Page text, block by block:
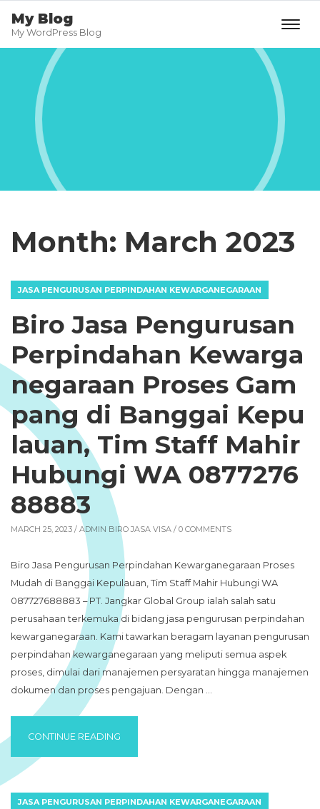
My Blog
My WordPress Blog
Month: March 2023
JASA PENGURUSAN PERPINDAHAN KEWARGANEGARAAN
Biro Jasa Pengurusan
Perpindahan Kewarga
negaraan Proses Gam
pang di Banggai Kepu
lauan, Tim Staff Mahir
Hubungi WA 0877276
88883
MARCH 25, 2023 / ADMIN BIRO JASA VISA / 0 COMMENTS
Biro Jasa Pengurusan Perpindahan Kewarganegaraan Proses
Mudah di Banggai Kepulauan, Tim Staff Mahir Hubungi WA
087727688883 – PT. Jangkar Global Group ialah salah satu
perusahaan terkemuka di bidang jasa pengurusan perpindahan
kewarganegaraan. Kami tawarkan beragam layanan pengurusan
perpindahan kewarganegaraan yang meliputi semua aspek
proses, dimulai dari manajemen persyaratan hingga manajemen
dokumen dan proses pengajuan. Dengan …
CONTINUE READING
JASA PENGURUSAN PERPINDAHAN KEWARGANEGARAAN